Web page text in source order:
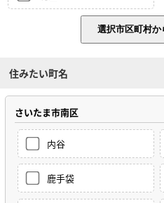
住みたい町名
さいたま市南区
内谷
鹿手袋